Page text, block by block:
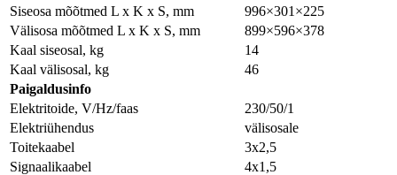
Siseosa mõõtmed L x K x S, mm
996×301×225
Välisosa mõõtmed L x K x S, mm
899×596×378
Kaal siseosal, kg
14
Kaal välisosal, kg
46
Paigaldusinfo
Elektritoide, V/Hz/faas
230/50/1
Elektriühendus
välisosale
Toitekaabel
3x2,5
Signaalikaabel
4x1,5